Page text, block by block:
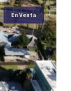
En Venta
En Venta
En Venta